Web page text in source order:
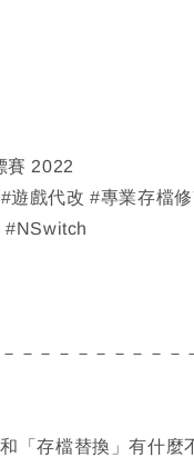
賽 2022
遊戲代改 #專業存檔
#NSwitch
－－－－－－－－－
「存檔替換」有什麼